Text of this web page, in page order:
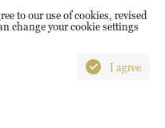
Reserved. 16A
to our use of cookies, revised
change your cookie settings
I agree